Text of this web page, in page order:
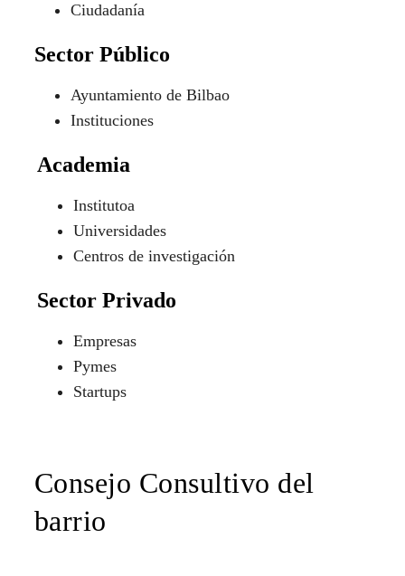
Ciudadanía
Sector Público
Ayuntamiento de Bilbao
Instituciones
Academia
Institutoa
Universidades
Centros de investigación
Sector Privado
Empresas
Pymes
Startups
Consejo Consultivo del
barrio